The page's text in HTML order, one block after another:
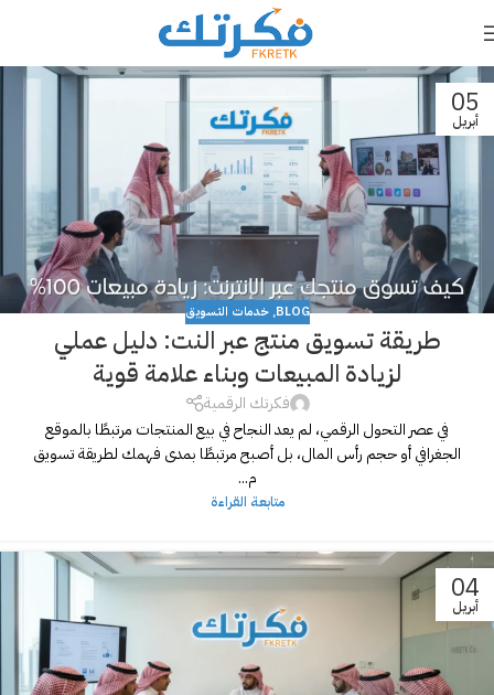
05
أبريل
BLOG
,خدمات التسويق
طريقة تسويق منتج عبر النت: دليل عملي
لزيادة المبيعات وبناء علامة قوية
فكرتك الرقمية
في عصر التحول الرقمي، لم يعد النجاح في بيع المنتجات مرتبطًا بالموقع
الجغرافي أو حجم رأس المال، بل أصبح مرتبطًا بمدى فهمك لطريقة تسويق
م...
متابعة القراءة
04
أبريل